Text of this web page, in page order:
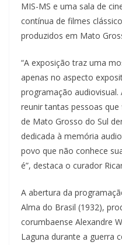
MIS-MS e uma sala de
contínua de filmes
produzidos em Mato
“A exposição traz uma
apenas no aspecto
programação
reunir tantas pessoas
de Mato Grosso do Sul
dedicada à memória
povo que não conhece
é”, destaca o curador
A abertura da
Alma do Brasil (1932),
corumbaense Alexandre
Laguna durante a guerra